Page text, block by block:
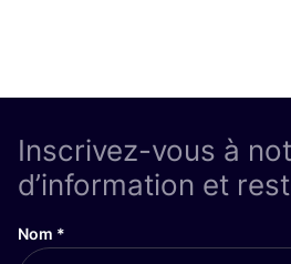
Inscrivez-vous à
d’information et
Nom *